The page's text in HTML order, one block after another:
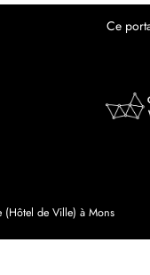
Ce
(Hôtel de Ville) à Mons